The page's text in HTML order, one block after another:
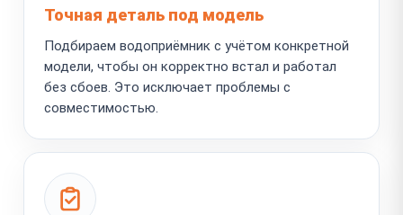
Точная деталь под модель
Подбираем водоприёмник с учётом конкретной
модели, чтобы он корректно встал и работал
без сбоев. Это исключает проблемы с
совместимостью.